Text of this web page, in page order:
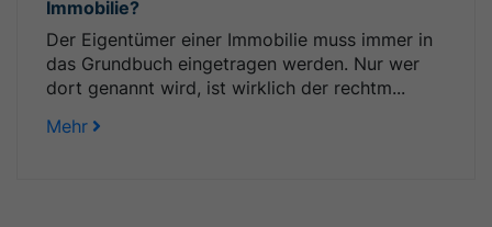
Immobilie?
Der Eigentümer einer Immobilie muss immer in
das Grundbuch eingetragen werden. Nur wer
dort genannt wird, ist wirklich der rechtm...
Mehr